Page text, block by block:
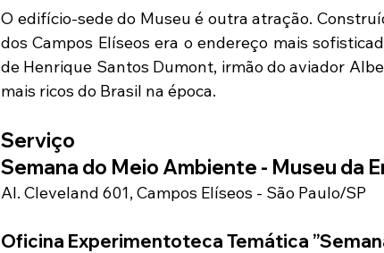
O edifício-sede do Museu é outra atração.
dos Campos Elíseos era o endereço mais
de Henrique Santos Dumont, irmão do aviador
mais ricos do Brasil na época.
Serviço
Semana do Meio Ambiente - Museu da
Al. Cleveland 601, Campos Elíseos - São Paulo/SP
Oficina Experimentoteca Temática